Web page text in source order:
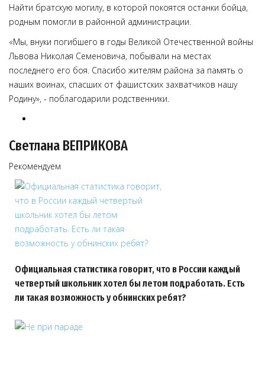
Найти братскую могилу, в которой покоятся останки бойца,
родным помогли в районной администрации.
«Мы, внуки погибшего в годы Великой Отечественной войны
Львова Николая Семеновича, побывали на местах
последнего его боя. Спасибо жителям района за память о
наших воинах, спасших от фашистских захватчиков нашу
Родину», - поблагодарили родственники.
Светлана ВЕПРИКОВА
Рекомендуем
Официальная статистика говорит, что в России каждый
четвертый школьник хотел бы летом подработать. Есть
ли такая возможность у обнинских ребят?